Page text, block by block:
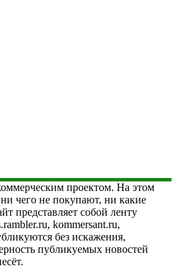
проектом. На этом
чего не покупают, ни какие
представляет собой ленту
kommersant.ru,
без искажения,
публикуемых новостей